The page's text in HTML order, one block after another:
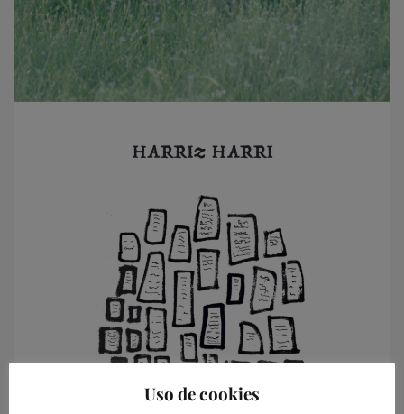
Uso de cookies